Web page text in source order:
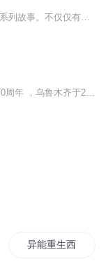
异能重生西门庆